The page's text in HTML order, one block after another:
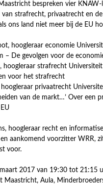
bespreken vier
van strafrecht, privaatrecht en
ons land niet meer bij de EU
hoogleraar economie
– De gevolgen voor de
hoogleraar strafrecht
voor het strafrecht
hoogleraar privaatrecht
van de markt…’ Over een
hoogleraar recht en
aankomend voorzitter WRR,
voor.
2017 van 19:30 tot 21:15
Maastricht, Aula,